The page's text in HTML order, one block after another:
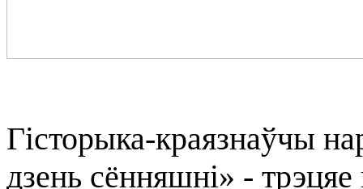
Гісторыка-краязнаўчы
дзень сённяшні» -